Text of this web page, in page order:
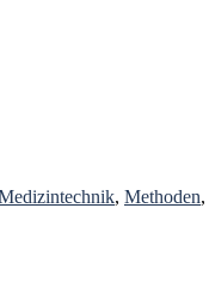
, Methoden,